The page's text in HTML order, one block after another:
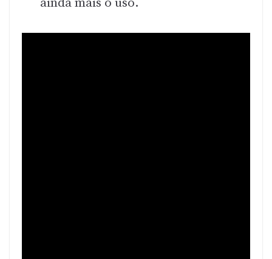
ainda mais o uso.